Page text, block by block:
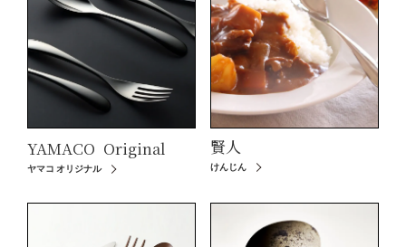
YAMACO Original
ヤマコ オリジナル
賢人
けんじん